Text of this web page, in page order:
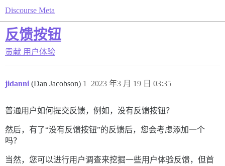
Discourse Meta
反馈按钮
贡献 用户体验
jidanni (Dan Jacobson) 2023 年3 月 19 日 03:35
1
普通用户如何提交反馈，例如，没有反馈按钮？
然后，有了“没有反馈按钮”的反馈后，您会考虑添加一个
吗？
当然，您可以进行用户调查来挖掘一些用户体验反馈，但首